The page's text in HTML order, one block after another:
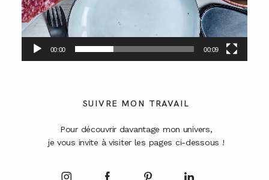
00:00 00:09
SUIVRE MON TRAVAIL
Pour découvrir davantage mon univers,
je vous invite à visiter les pages ci-dessous !
SERVICES